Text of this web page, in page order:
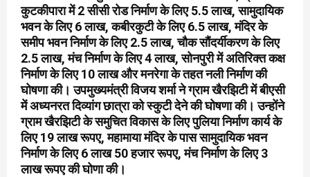
कुटकीपारा में 2 सीसी रोड निर्माण के लिए 5.5 लाख, सामुदायिक
भवन के लिए 6 लाख, कबीरकुटी के लिए 6.5 लाख, मंदिर के
समीप भवन निर्माण के लिए 2.5 लाख, चौक सौंदर्यीकरण के लिए
2.5 लाख, मंच निर्माण के लिए 4 लाख, सोनपुरी में अतिरिक्त कक्ष
निर्माण के लिए 10 लाख और मनरेगा के तहत नली निर्माण की
घोषणा की। उपमुख्यमंत्री विजय शर्मा ने ग्राम खैरझिटी में बीएसी
में अध्यनरत दिव्यांग छात्रा को स्कुटी देने की घोषणा की। उन्होंने
ग्राम खैरझिटी के समुचित विकास के लिए पुलिया निर्माण कार्य के
लिए 19 लाख रूपए, महामाया मंदिर के पास सामुदायिक भवन
निर्माण के लिए 6 लाख 50 हजार रूपए, मंच निर्माण के लिए 3
लाख रूपए की घोणा की।